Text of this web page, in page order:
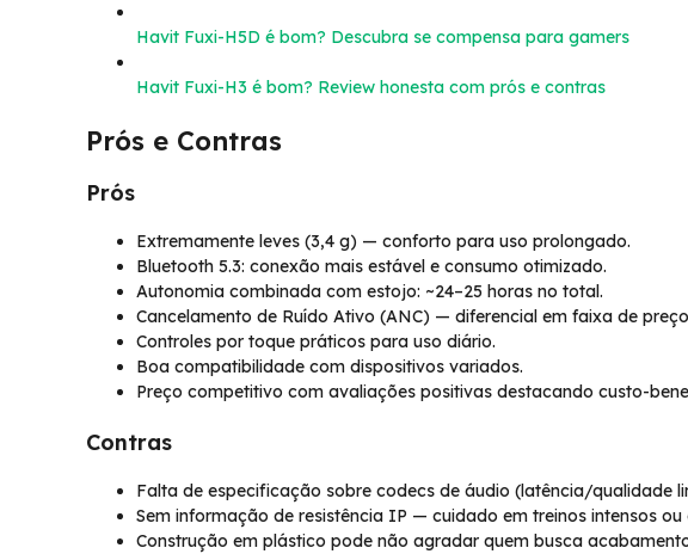
Havit Fuxi-H5D é bom? Descubra se compensa para gamers
Havit Fuxi-H3 é bom? Review honesta com prós e contras
Prós e Contras
Prós
Extremamente leves (3,4 g) — conforto para uso prolongado.
Bluetooth 5.3: conexão mais estável e consumo otimizado.
Autonomia combinada com estojo: ~24–25 horas no total.
Cancelamento de Ruído Ativo (ANC) — diferencial em faixa de
Controles por toque práticos para uso diário.
Boa compatibilidade com dispositivos variados.
Preço competitivo com avaliações positivas destacando custo-
Contras
Falta de especificação sobre codecs de áudio (latência/qualidade
Sem informação de resistência IP — cuidado em treinos intensos ou
Construção em plástico pode não agradar quem busca